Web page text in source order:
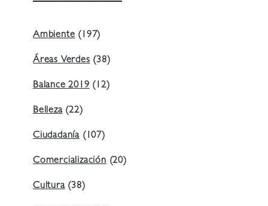
Ambiente (197)
Áreas Verdes (38)
Balance 2019 (12)
Belleza(22)
Ciudadanía (107)
Comercialización (20)
Cultura(38)